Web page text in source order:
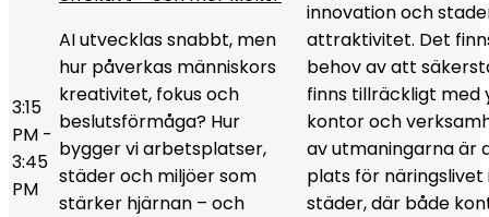
3:15
PM -
3:45
PM
AI utvecklas snabbt, men
hur påverkas människors
kreativitet, fokus och
beslutsförmåga? Hur
bygger vi arbetsplatser,
städer och miljöer som
stärker hjärnan – och
innovation och
attraktivitet. Det
behov av att
finns tillräckligt med
kontor och
av utmaningarna är
plats för näringslivet
städer, där både